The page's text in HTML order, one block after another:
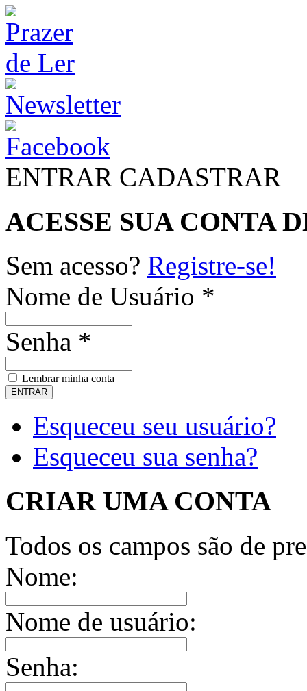
ENTRAR CADASTRAR
ACESSE SUA CONTA
Sem acesso? Registre-se!
Nome de Usuário *
Senha *
Lembrar minha conta
Esqueceu seu usuário?
Esqueceu sua senha?
CRIAR UMA CONTA
Todos os campos são de
Nome:
Nome de usuário:
Senha: